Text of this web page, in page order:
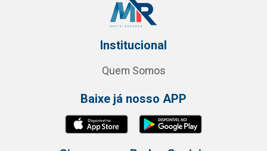
Institucional
Quem Somos
Baixe já nosso APP